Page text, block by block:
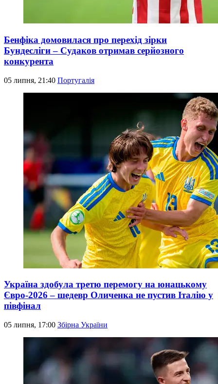
Бенфіка домовилася про перехід зірки
Бундесліги – Судаков отримав серйозного
конкурента
05 липня, 21:40 Португалія
Україна здобула третю перемогу на юнацькому
Євро-2026 – шедевр Оличенка не пустив Італію у
півфінал
05 липня, 17:00 Збірна України